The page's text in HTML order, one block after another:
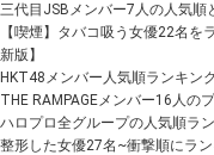
三代目JSBメンバー7人の人気順
【喫煙】タバコ吸う女優22名
新版】
HKT48メンバー人気順ランキン
THE RAMPAGEメンバー16人の
ハロプロ全グループの人気順ラ
整形した女優27名~衝撃順にラ